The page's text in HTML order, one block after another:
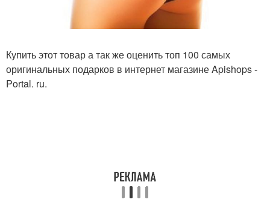
Купить этот товар а так же оценить топ 100 самых
оригинальных подарков в интернет магазине Apishops -
Portal. ru.